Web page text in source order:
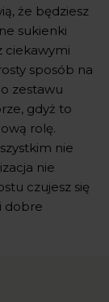
że będziesz
sukienki
ciekawymi
sposób na
zestawu
gdyż to
rolę.
nie
nie
czujesz się
dobre